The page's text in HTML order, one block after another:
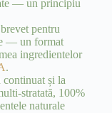
— un principiu
pentru
— un format
ingredientelor
.
și la
stratată, 100%
naturale